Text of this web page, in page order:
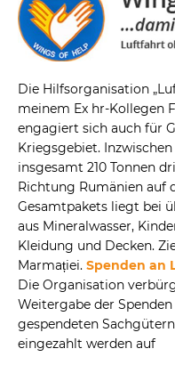
Die Hilfsorganisation
meinem Ex hr-Kollegen
engagiert sich auch für
Kriegsgebiet.
insgesamt 210 Tonnen
Richtung Rumänien auf
Gesamtpakets liegt bei
aus Mineralwasser,
Kleidung und Decken.
Marmației. Spenden an
Die Organisation
Weitergabe der
gespendeten
eingezahlt werden auf